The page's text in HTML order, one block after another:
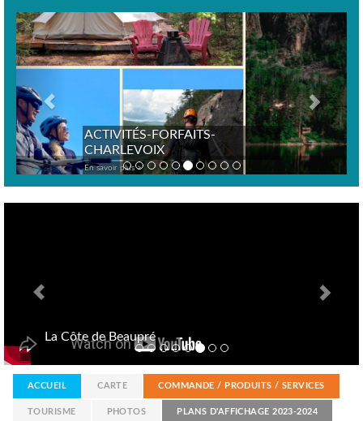
ACTIVITÉS-FORFAITS-
CHARLEVOIX
En savoir plus >
Previous Next
La Côte de Beaupré
ACCUEIL CARTE COMMANDE / PRODUITS / SERVICES
TOURISME PHOTOS PLANS D'AFFICHAGE 2023-2024